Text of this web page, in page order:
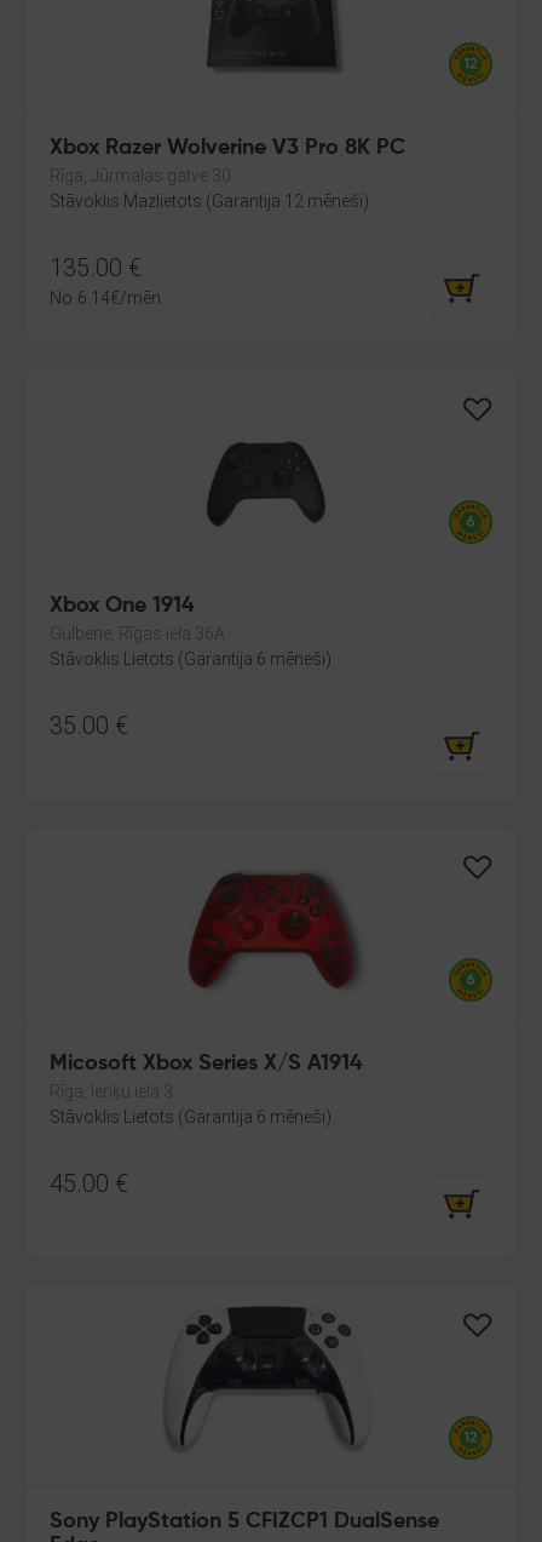
Xbox Razer Wolverine V3 Pro 8K PC
Rīga, Jūrmalas gatve 30
Stāvoklis Mazlietots (Garantija 12 mēneši)
135.00 €
No 6.14€/mēn.
Xbox One 1914
Gulbene, Rīgas iela 36A
Stāvoklis Lietots (Garantija 6 mēneši)
35.00 €
Micosoft Xbox Series X/S A1914
Rīga, Ieriķu iela 3
Stāvoklis Lietots (Garantija 6 mēneši)
45.00 €
Sony PlayStation 5 CFIZCP1 DualSense